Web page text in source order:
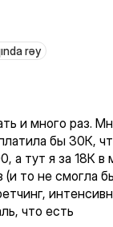
rəy
и много раз.
бы 30К,
а тут я за 18К в
то не смогла
жаль, что есть